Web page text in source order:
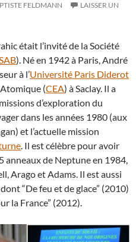
FELDMANN
LAISSER UN
était l’invité de la Société
). Né en 1942 à Paris, André
à l’Université Paris Diderot
(CEA) à Saclay. Il a
d’exploration du
dans les années 1980 (aux
et l’actuelle mission
. Il est célèbre pour avoir
anneaux de Neptune en 1984,
Arago et Adams. Il est aussi
“De feu et de glace” (2010)
la France” (2012).